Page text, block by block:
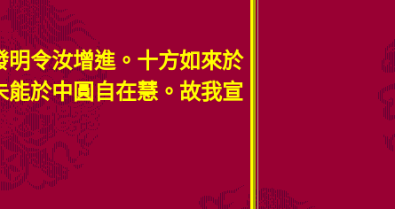
明令汝增進。十方如來於
於中圓自在慧。故我宣